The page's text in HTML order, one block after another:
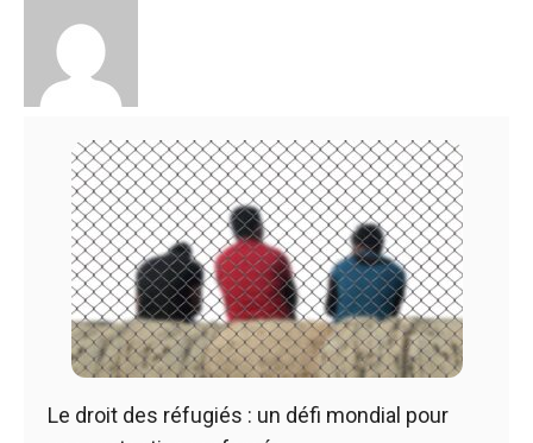
Le droit des réfugiés : un défi mondial pour